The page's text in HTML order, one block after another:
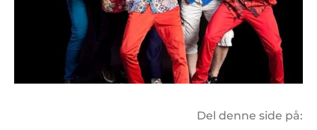
Del denne side på: